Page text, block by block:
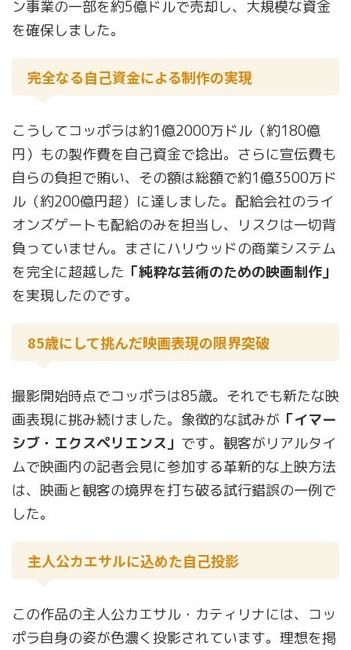
ン事業の一部を約5億ドルで売却し、大規模な資金
を確保しました。
完全なる自己資金による制作の実現
こうしてコッポラは約1億2000万ドル（約180億
円）もの製作費を自己資金で捻出。さらに宣伝費も
自らの負担で賄い、その額は総額で約1億3500万ド
ル（約200億円超）に達しました。配給会社のライ
オンズゲートも配給のみを担当し、リスクは一切背
負っていません。まさにハリウッドの商業システム
を完全に超越した 「純粋な芸術のための映画制作」
を実現したのです。
85歳にして挑んだ映画表現の限界突破
撮影開始時点でコッポラは85歳。それでも新たな映
画表現に挑み続けました。象徴的な試みが 「イマー
シブ・エクスペリエンス」 です。観客がリアルタイ
ムで映画内の記者会見に参加する革新的な上映方法
は、映画と観客の境界を打ち破る試行錯誤の一例で
した。
主人公カエサルに込めた自己投影
この作品の主人公カエサル・カティリナには、コッ
ポラ自身の姿が色濃く投影されています。理想を掲